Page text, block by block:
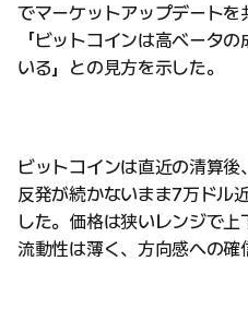
でマーケットアップデートを
「ビットコインは高ベータ
いる」との見方を示した。
ビットコインは直近の清算後、
反発が続かないまま7万ドル
した。価格は狭いレンジで上
流動性は薄く、方向感への確